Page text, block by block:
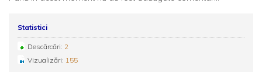
Statistici
Descărcări: 2
Vizualizări: 155